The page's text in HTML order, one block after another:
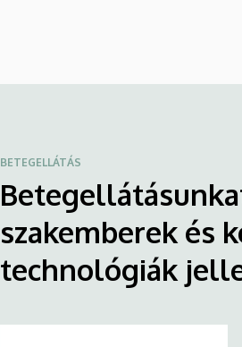
BETEGELLÁTÁS
szakemberek és
technológiák